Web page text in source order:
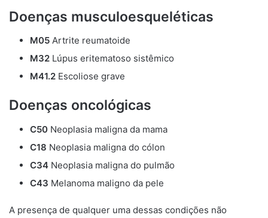
Doenças musculoesqueléticas
M05 Artrite reumatoide
M32 Lúpus eritematoso sistêmico
M41.2 Escoliose grave
Doenças oncológicas
C50 Neoplasia maligna da mama
C18 Neoplasia maligna do cólon
C34 Neoplasia maligna do pulmão
C43 Melanoma maligno da pele
A presença de qualquer uma dessas condições não